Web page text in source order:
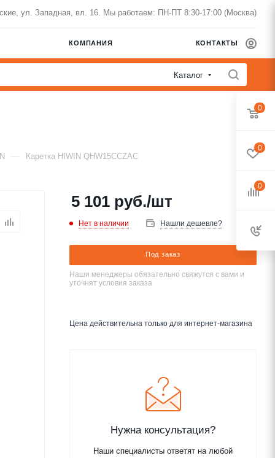
ул. Западная, вл. 16. Мы работаем: ПН-ПТ 8:30-17:00 (Москва)
КОМПАНИЯ КОНТАКТЫ
Каталог
— Каретка HIWIN QHW15CCZAC
5 101 руб./шт
Нет в наличии Нашли дешевле?
Под заказ
Наши менеджеры обязательно свяжутся с вами и
уточнят условия заказа
Цена действительна только для интернет-магазина
Нужна консультация?
Наши специалисты ответят на любой
0
0
0